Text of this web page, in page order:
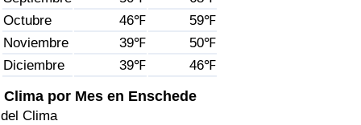
Octubre
46℉
59℉
Noviembre
39℉
50℉
Diciembre
39℉ 46℉
Clima por Mes en Enschede
del Clima
Índice de criminalidad por país
Sanidad
Índice de Sanidad (Actual)